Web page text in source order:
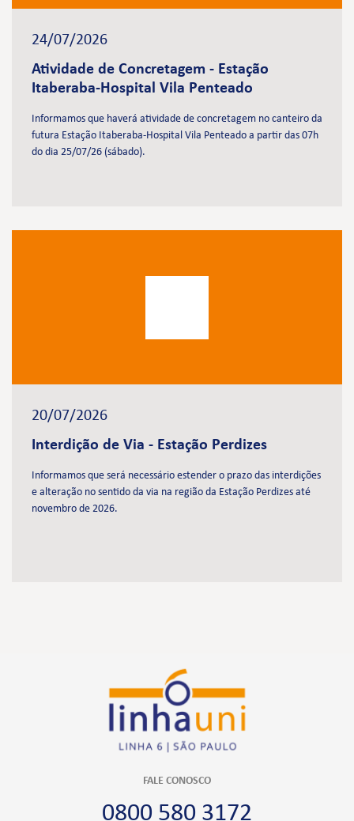
24/07/2026
Atividade de Concretagem - Estação
Itaberaba-Hospital Vila Penteado
Informamos que haverá atividade de concretagem no canteiro da
futura Estação Itaberaba-Hospital Vila Penteado a partir das 07h
do dia 25/07/26 (sábado).
20/07/2026
Interdição de Via - Estação Perdizes
Informamos que será necessário estender o prazo das interdições
e alteração no sentido da via na região da Estação Perdizes até
novembro de 2026.
FALE CONOSCO
0800 580 3172